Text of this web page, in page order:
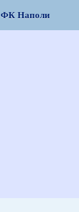
ФК Наполи